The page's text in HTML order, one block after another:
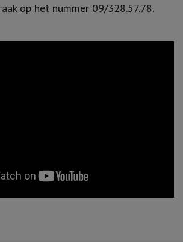
op het nummer 09/328.57.78.